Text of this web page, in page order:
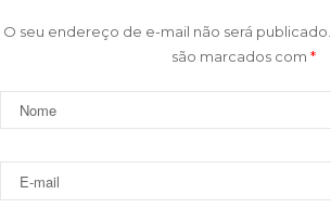
O seu endereço de e-mail não será publicado.
são marcados com *